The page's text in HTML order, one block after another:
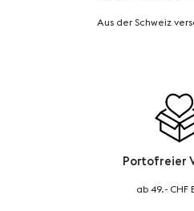
Aus der Schweiz
Portofreier
ab 49.- CHF